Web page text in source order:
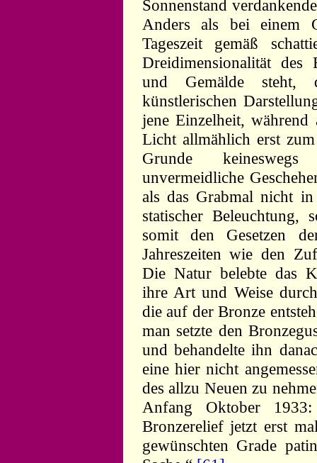
Sonnenstand
Anders als bei einem
Tageszeit gemäß
Dreidimensionalität des
und Gemälde
künstlerischen
jene Einzelheit, während
Licht allmählich erst
Grunde keineswegs
unvermeidliche
als das Grabmal nicht
statischer Beleuchtung,
somit den Gesetzen
Jahreszeiten wie den
Die Natur belebte das
ihre Art und Weise
die auf der Bronze
man setzte den
und behandelte ihn
eine hier nicht
des allzu Neuen zu
Anfang Oktober
Bronzerelief jetzt erst
gewünschten Grade